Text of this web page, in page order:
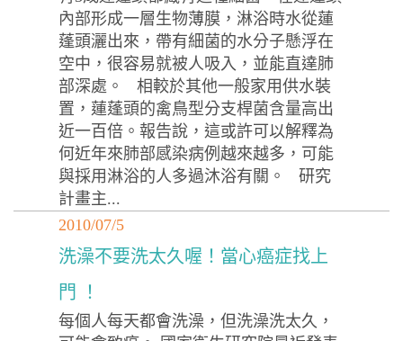
內部形成一層生物薄膜，淋浴時水從蓮
蓬頭灑出來，帶有細菌的水分子懸浮在
空中，很容易就被人吸入，並能直達肺
部深處。 相較於其他一般家用供水裝
置，蓮蓬頭的禽鳥型分支桿菌含量高出
近一百倍。報告說，這或許可以解釋為
何近年來肺部感染病例越來越多，可能
與採用淋浴的人多過沐浴有關。 研究
計畫主...
2010/07/5
洗澡不要洗太久喔！當心癌症找上
門 ！
每個人每天都會洗澡，但洗澡洗太久，